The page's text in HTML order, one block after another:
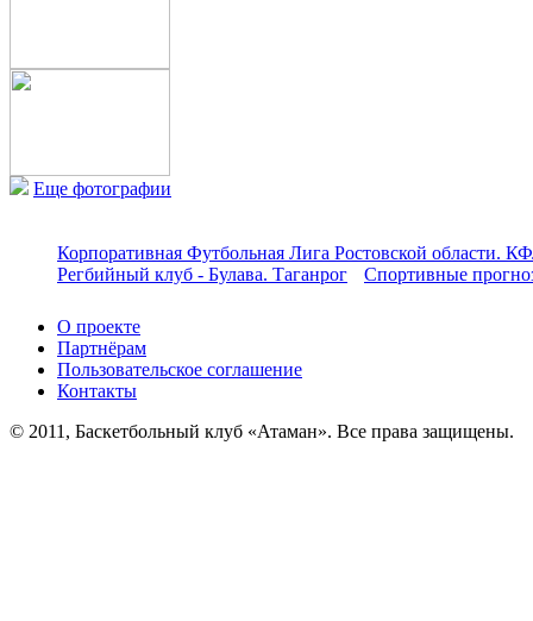
Еще фотографии
Корпоративная Футбольная Лига Ростовской области.
Регбийный клуб - Булава. Таганрог
Спортивные
О проекте
Партнёрам
Пользовательское соглашение
Контакты
© 2011, Баскетбольный клуб «Атаман». Все права защищены.